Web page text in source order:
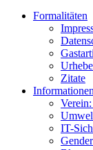
Formalitäten
Zitate
Informationen
IT-